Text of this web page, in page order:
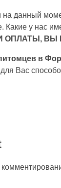
данный
Какие у нас
ВЫ
в
Вас